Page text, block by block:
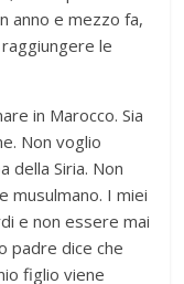
anno e mezzo fa,
le
in Marocco. Sia
Non voglio
della Siria. Non
musulmano. I miei
e non essere mai
padre dice che
figlio viene